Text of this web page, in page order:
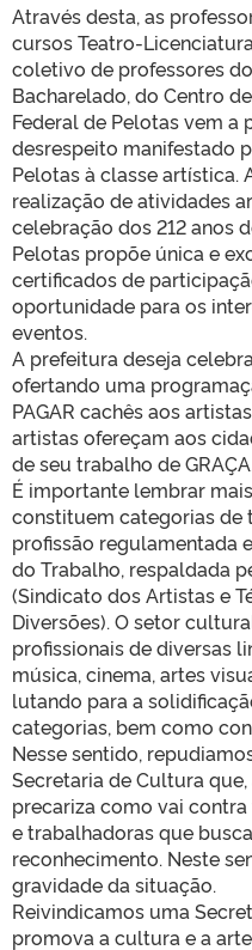
Através desta, as
cursos Teatro-
coletivo de professores
Bacharelado, do Centro
Federal de Pelotas vem
desrespeito manifestado
Pelotas à classe artística.
realização de atividades
celebração dos 212 anos
Pelotas propõe única e
certificados de
oportunidade para os
eventos.
A prefeitura deseja
ofertando uma
PAGAR cachês aos
artistas ofereçam aos
de seu trabalho de GRAÇA.
É importante lembrar
constituem categorias de
profissão regulamentada
do Trabalho, respaldada
(Sindicato dos Artistas e
Diversões). O setor
profissionais de diversas
música, cinema, artes
lutando para a
categorias, bem como
Nesse sentido,
Secretaria de Cultura
precariza como vai
e trabalhadoras que
reconhecimento. Neste
gravidade da situação.
Reivindicamos uma
promova a cultura e a